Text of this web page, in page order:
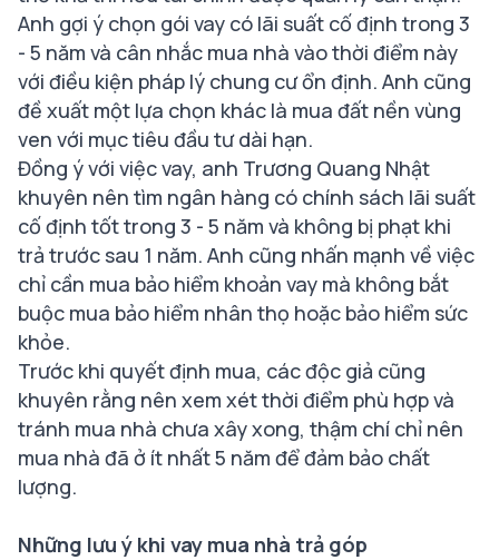
Anh gợi ý chọn gói vay có lãi suất cố định trong 3
- 5 năm và cân nhắc mua nhà vào thời điểm này
với điều kiện pháp lý chung cư ổn định. Anh cũng
đề xuất một lựa chọn khác là mua đất nền vùng
ven với mục tiêu đầu tư dài hạn.
Đồng ý với việc vay, anh Trương Quang Nhật
khuyên nên tìm ngân hàng có chính sách lãi suất
cố định tốt trong 3 - 5 năm và không bị phạt khi
trả trước sau 1 năm. Anh cũng nhấn mạnh về việc
chỉ cần mua bảo hiểm khoản vay mà không bắt
buộc mua bảo hiểm nhân thọ hoặc bảo hiểm sức
khỏe.
Trước khi quyết định mua, các độc giả cũng
khuyên rằng nên xem xét thời điểm phù hợp và
tránh mua nhà chưa xây xong, thậm chí chỉ nên
mua nhà đã ở ít nhất 5 năm để đảm bảo chất
lượng.
Những lưu ý khi vay mua nhà trả góp